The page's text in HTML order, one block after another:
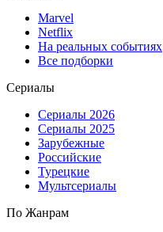
Marvel
Netflix
На реальных событиях
Все подборки
Сериалы
Сериалы 2026
Сериалы 2025
Зарубежные
Российские
Турецкие
Мультсериалы
По Жанрам